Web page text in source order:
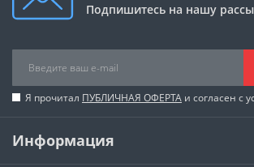
Подпишитесь на нашу
Я прочитал ПУБЛИЧНАЯ ОФЕРТА и согласен с
Информация